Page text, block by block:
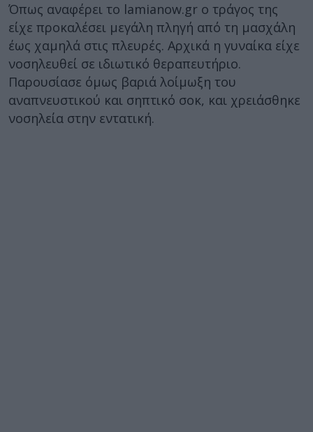
Όπως αναφέρει το lamianow.gr ο τράγος της
είχε προκαλέσει μεγάλη πληγή από τη μασχάλη
έως χαμηλά στις πλευρές. Αρχικά η γυναίκα είχε
νοσηλευθεί σε ιδιωτικό θεραπευτήριο.
Παρουσίασε όμως βαριά λοίμωξη του
αναπνευστικού και σηπτικό σοκ, και χρειάσθηκε
νοσηλεία στην εντατική.